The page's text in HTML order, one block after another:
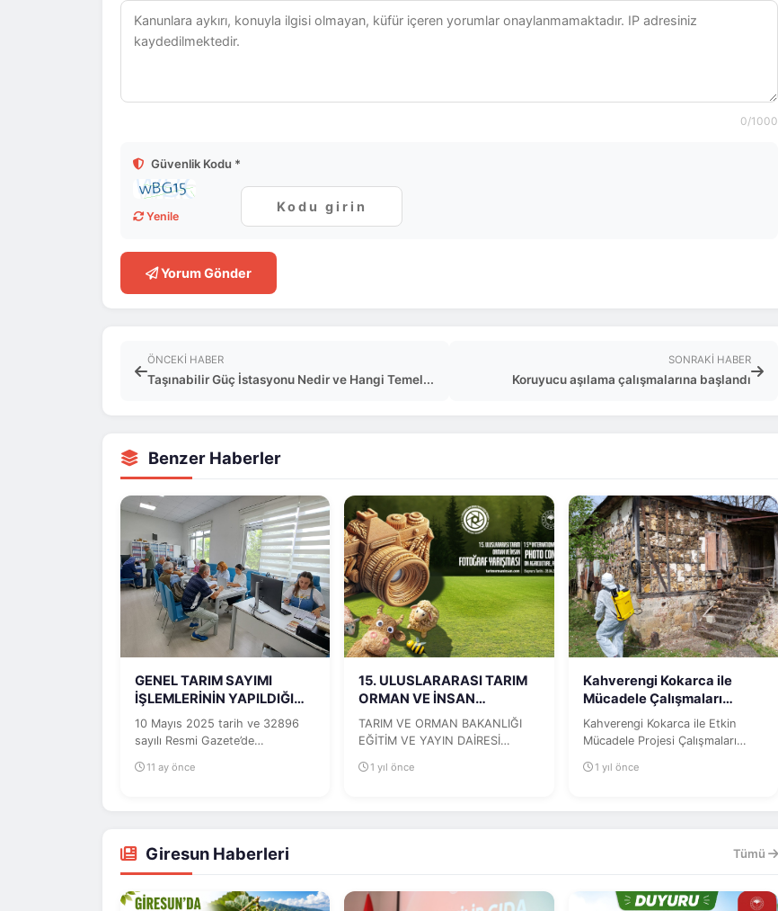
0/1000
Güvenlik Kodu *
Yenile
Yorum Gönder
ÖNCEKI HABER
Taşınabilir Güç İstasyonu Nedir ve Hangi Temel...
SONRAKI HABER
Koruyucu aşılama çalışmalarına başlandı
Benzer Haberler
GENEL TARIM SAYIMI
İŞLEMLERİNİN YAPILDIĞI
BÜROLARIN...
10 Mayıs 2025 tarih ve 32896
sayılı Resmi Gazete’de
(GTS) ile...
11 ay önce
15. ULUSLARARASI TARIM
ORMAN VE İNSAN
FOTOĞRAF YARIŞMASI...
TARIM VE ORMAN BAKANLIĞI
EĞİTİM VE YAYIN DAİRESİ
TARIM ORMAN VE İNSAN...
1 yıl önce
Kahverengi Kokarca ile
Mücadele Çalışmaları
Devam Ediyor
Kahverengi Kokarca ile Etkin
Mücadele Projesi Çalışmaları
1 yıl önce
Giresun Haberleri Tümü